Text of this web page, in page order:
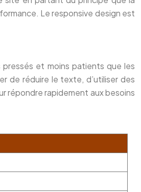
Le responsive design est
et moins patients que les
de réduire le texte, d’utiliser des
répondre rapidement aux besoins